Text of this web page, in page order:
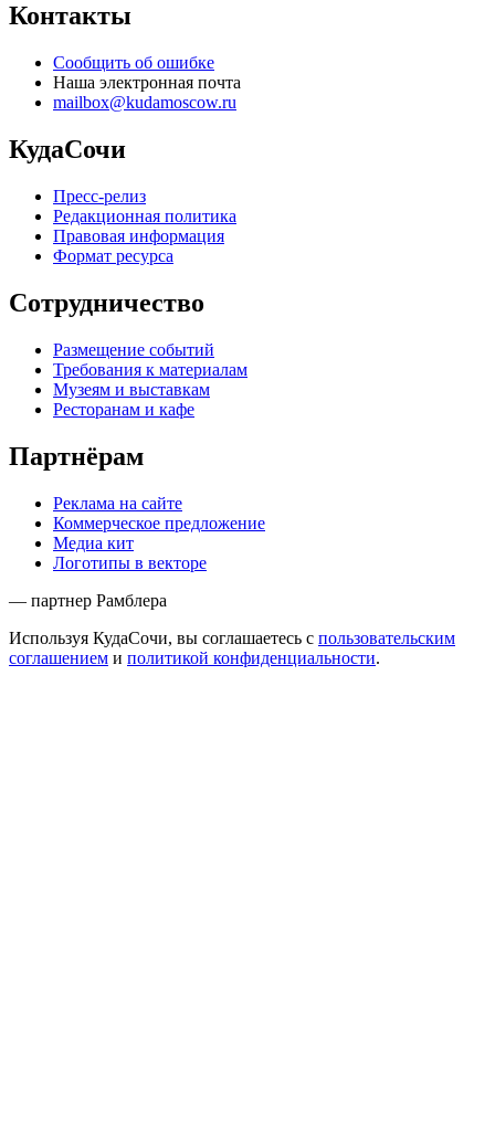
Контакты
Сообщить об ошибке
Наша электронная почта
mailbox@kudamoscow.ru
КудаСочи
Пресс-релиз
Редакционная политика
Правовая информация
Формат ресурса
Сотрудничество
Размещение событий
Требования к материалам
Музеям и выставкам
Ресторанам и кафе
Партнёрам
Реклама на сайте
Коммерческое предложение
Медиа кит
Логотипы в векторе
— партнер Рамблера
Используя КудаСочи, вы соглашаетесь с пользовательским
соглашением и политикой конфиденциальности.